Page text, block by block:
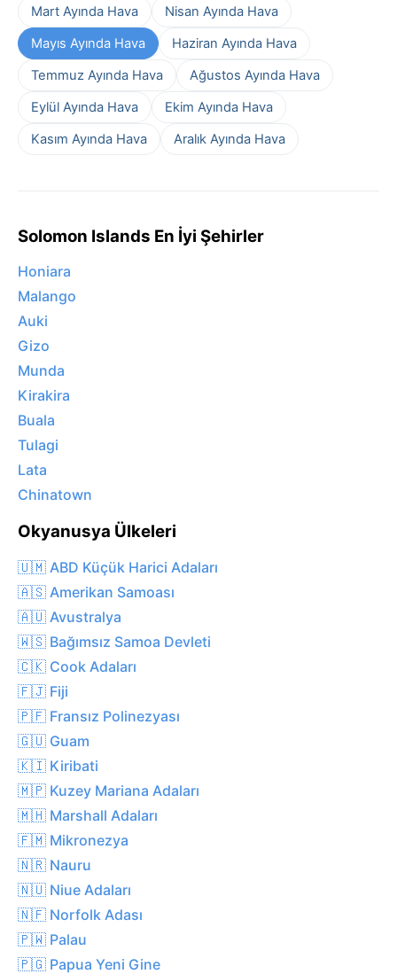
Mart Ayında Hava
Nisan Ayında Hava
Mayıs Ayında Hava
Haziran Ayında Hava
Temmuz Ayında Hava
Ağustos Ayında Hava
Eylül Ayında Hava
Ekim Ayında Hava
Kasım Ayında Hava
Aralık Ayında Hava
Solomon Islands En İyi Şehirler
Honiara
Malango
Auki
Gizo
Munda
Kirakira
Buala
Tulagi
Lata
Chinatown
Okyanusya Ülkeleri
🇺🇲 ABD Küçük Harici Adaları
🇦🇸 Amerikan Samoası
🇦🇺 Avustralya
🇼🇸 Bağımsız Samoa Devleti
🇨🇰 Cook Adaları
🇫🇯 Fiji
🇵🇫 Fransız Polinezyası
🇬🇺 Guam
🇰🇮 Kiribati
🇲🇵 Kuzey Mariana Adaları
🇲🇭 Marshall Adaları
🇫🇲 Mikronezya
🇳🇷 Nauru
🇳🇺 Niue Adaları
🇳🇫 Norfolk Adası
🇵🇼 Palau
🇵🇬 Papua Yeni Gine